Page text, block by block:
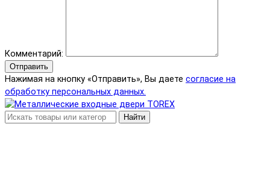
Комментарий:
Отправить
Нажимая на кнопку «Отправить», Вы даете согласие на
обработку персональных данных.
Найти